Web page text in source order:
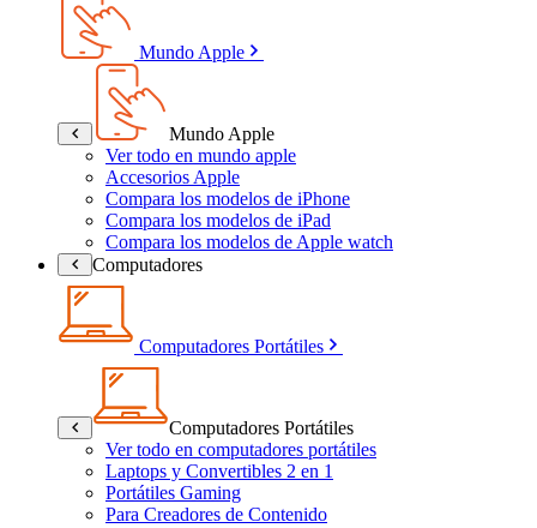
Mundo Apple
Mundo Apple
Ver todo en mundo apple
Accesorios Apple
Compara los modelos de iPhone
Compara los modelos de iPad
Compara los modelos de Apple watch
Computadores
Computadores Portátiles
Computadores Portátiles
Ver todo en computadores portátiles
Laptops y Convertibles 2 en 1
Portátiles Gaming
Para Creadores de Contenido